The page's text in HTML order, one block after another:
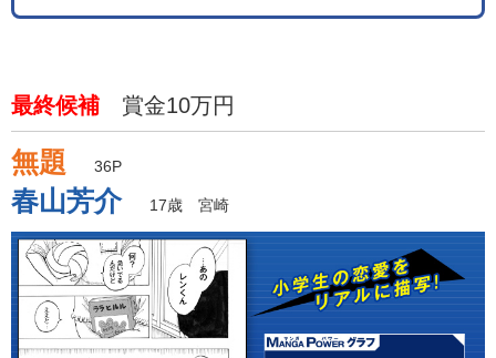
最終候補 賞金10万円
無題 36P
春山芳介 17歳 宮崎